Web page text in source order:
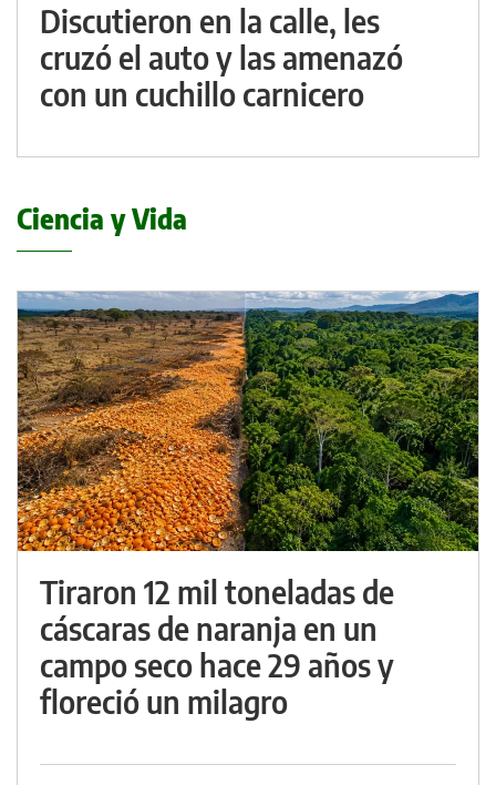
Discutieron en la calle, les
cruzó el auto y las amenazó
con un cuchillo carnicero
Ciencia y Vida
Tiraron 12 mil toneladas de
cáscaras de naranja en un
campo seco hace 29 años y
floreció un milagro